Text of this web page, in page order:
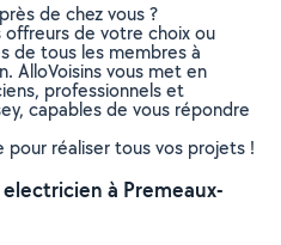
de chez vous ?
de votre choix ou
de tous les membres à
AlloVoisins vous met en
professionnels et
capables de vous répondre
pour réaliser tous vos projets !
à Premeaux-